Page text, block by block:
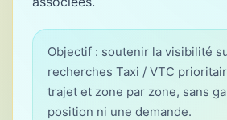
Objectif : soutenir la visibilité
recherches Taxi / VTC
trajet et zone par zone, sans
position ni une demande.